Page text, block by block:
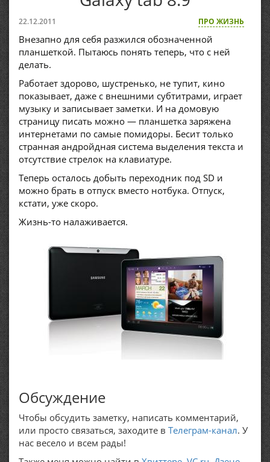
22.12.2011 ПРО ЖИЗНЬ
Внезапно для себя разжился обозначенной
планшеткой. Пытаюсь понять теперь, что с ней
делать.
Работает здорово, шустренько, не тупит, кино
показывает, даже с внешними субтитрами, играет
музыку и записывает заметки. И на домовую
страницу писать можно — планшетка заряжена
интернетами по самые помидоры. Бесит только
странная андройдная система выделения текста и
отсутствие стрелок на клавиатуре.
Теперь осталось добыть переходник под SD и
можно брать в отпуск вместо нотбука. Отпуск,
кстати, уже скоро.
Жизнь-то налаживается.
Обсуждение
Чтобы обсудить заметку, написать комментарий,
или просто связаться, заходите в Телеграм-канал. У
нас весело и всем рады!